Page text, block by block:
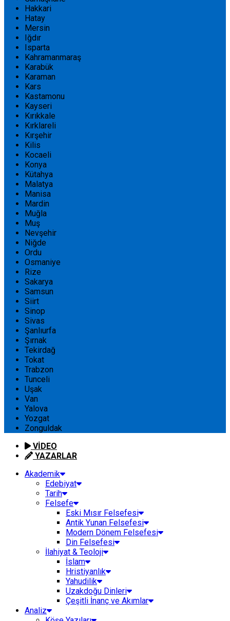
Hakkari
Hatay
Mersin
Iğdır
Isparta
Kahramanmaraş
Karabük
Karaman
Kars
Kastamonu
Kayseri
Kırıkkale
Kırklareli
Kırşehir
Kilis
Kocaeli
Konya
Kütahya
Malatya
Manisa
Mardin
Muğla
Muş
Nevşehir
Niğde
Ordu
Osmaniye
Rize
Sakarya
Samsun
Siirt
Sinop
Sivas
Şanlıurfa
Şırnak
Tekirdağ
Tokat
Trabzon
Tunceli
Uşak
Van
Yalova
Yozgat
Zonguldak
VİDEO
YAZARLAR
Akademik
Edebiyat
Tarih
Felsefe
Eski Mısır Felsefesi
Antik Yunan Felsefesi
Modern Dönem Felsefesi
Din Felsefesi
İlahiyat & Teoloji
İslam
Hristiyanlık
Yahudilik
Uzakdoğu Dinleri
Çeşitli İnanç ve Akımlar
Analiz